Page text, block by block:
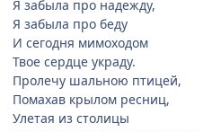
Я забыла про надежду,
Я забыла про беду
И сегодня мимоходом
Твое сердце украду.
Пролечу шальною птицей,
Помахав крылом ресниц,
Улетая из столицы